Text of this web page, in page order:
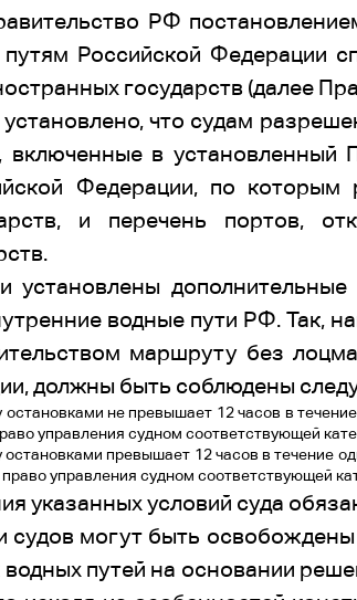
РФ
Российской Федерации
государств (далее
что судам
в установленный
Федерации, по
и перечень портов,
водные пути РФ. Так,
маршруту без
должны быть соблюдены
не превышает 12 часов в
управления судном соответствующей
превышает 12 часов в течение
управления судном соответствующей
указанных условий суда
судов могут быть
водных путей на основании